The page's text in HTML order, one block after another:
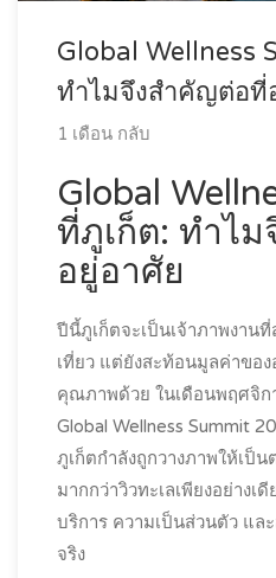
Global Wellness
ทำไมจึงสำคัญต่อที่
1 เดือน กลับ
Global
ที่ภูเก็ต: ทำไ
อยู่อาศัย
ปีนี้ภูเก็ตจะเป็นเจ้าภาพงาน
เที่ยว แต่ยังสะท้อนมูลค่าขอ
คุณภาพด้วย ในเดือนพฤศจิก
Global Wellness Summit
ภูเก็ตกำลังถูกวางภาพให้เป็
มากกว่าวิวทะเลเพียงอย่างเ
บริการ ความเป็นส่วนตัว แ
จริง